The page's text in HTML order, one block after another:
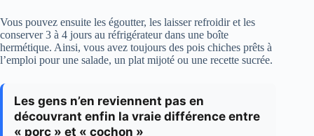
Vous pouvez ensuite les égoutter, les laisser refroidir et les
conserver 3 à 4 jours au réfrigérateur dans une boîte
hermétique. Ainsi, vous avez toujours des pois chiches prêts à
l’emploi pour une salade, un plat mijoté ou une recette sucrée.
Les gens n’en reviennent pas en
découvrant enfin la vraie différence entre
« porc » et « cochon »